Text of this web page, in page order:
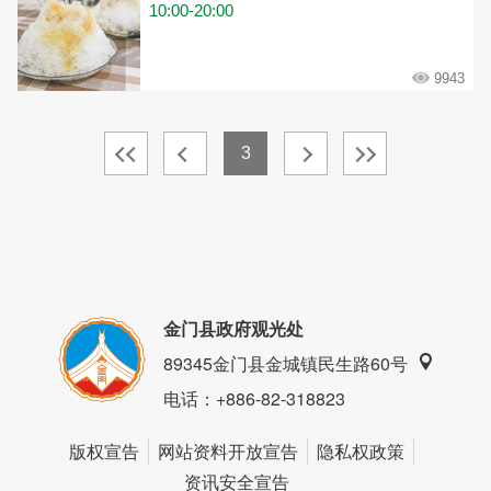
10:00-20:00
9943
3
金门县政府观光处
89345金门县金城镇民生路60号
电话：+886-82-318823
版权宣告 网站资料开放宣告
隐私权政策
资讯安全宣告